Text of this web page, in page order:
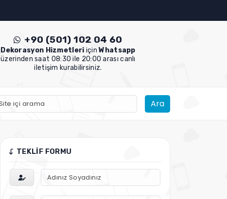
+90 (501) 102 04 60
Dekorasyon Hizmetleri içinWhatsapp
üzerinden saat 08:30 ile 20:00 arası canlı
iletişim kurabilirsiniz.
Ara
TEKLIF FORMU